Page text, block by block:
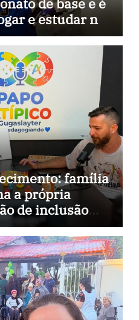
de base e é
e estudar na
família
a própria
de inclusão
podcast